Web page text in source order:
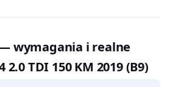
wymagania i realne
TDI 150 KM 2019 (B9)